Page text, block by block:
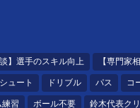
談】選手のスキル向上 【専門家
シュート ドリブル パス コ
練習 ボール不要 鈴木代表ク